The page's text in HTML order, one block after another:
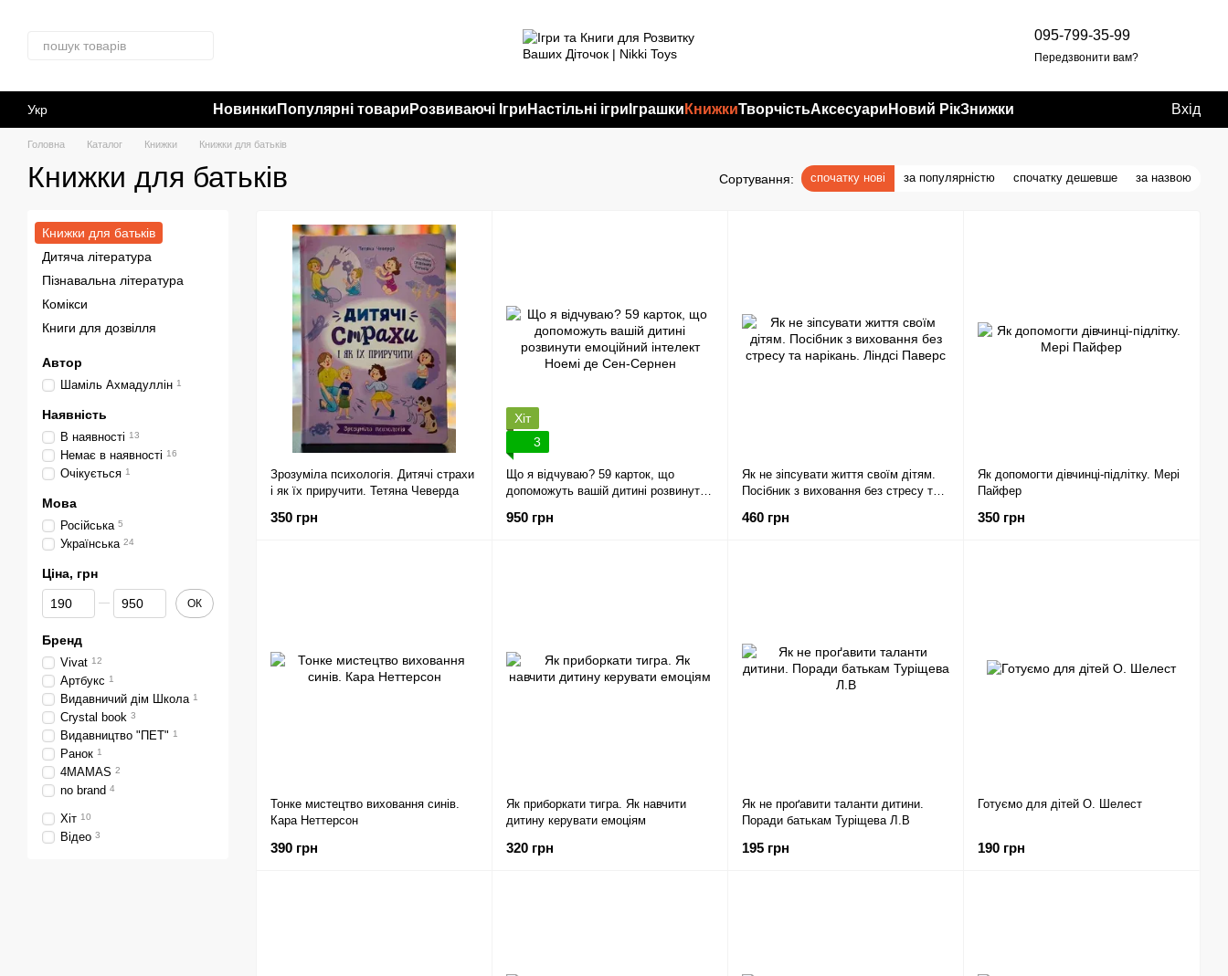
095-799-35-99
Передзвонити вам?
Укр Новинки Популярні товари Розвиваючі Ігри Настільні ігри Іграшки КнижкиТворчістьАксесуари Новий РікЗнижки Вхід
Головна Каталог Книжки Книжки для батьків
Книжки для батьків Сортування: спочатку нові за популярністю спочатку дешевше за назвою
Зрозуміла психологія. Дитячі страхи
і як їх приручити. Тетяна Чеверда
350 грн
Хіт
3
Що я відчуваю? 59 карток, що
допоможуть вашій дитині розвинути
Сернен
950 грн
Як не зіпсувати життя своїм дітям.
Посібник з виховання без стресу та
460 грн
Як допомогти дівчинці-підлітку. Мері
Пайфер
350 грн
Тонке мистецтво виховання синів.
Кара Неттерсон
390 грн
Як приборкати тигра. Як навчити
дитину керувати емоціям
320 грн
Як не проґавити таланти дитини.
Поради батькам Туріщева Л.В
195 грн
Готуємо для дітей О. Шелест
190 грн
Книжки для батьків
Дитяча література
Пізнавальна література
Комікси
Книги для дозвілля
Автор
Шаміль Ахмадуллін 1
Наявність
В наявності 13
Немає в наявності 16
Очікується 1
Мова
Російська 5
Українська 24
Ціна, грн
Від Ціна, грн
До Ціна, грн ОК
Бренд
Vivat 12
Артбукс 1
Видавничий дім Школа 1
Crystal book 3
Видавництво "ПЕТ" 1
Ранок 1
4MAMAS 2
no brand 4
Хіт 10
Відео 3